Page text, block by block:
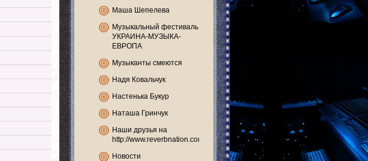
Маша Шепелева
Музыкальный фестиваль
УКРАИНА-МУЗЫКА-
ЕВРОПА
Музыканты смеются
Надя Ковальчук
Настенька Букур
Наташа Гринчук
Наши друзья на
http://www.reverbnation.com
Новости